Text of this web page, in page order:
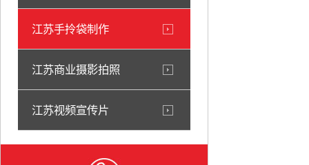
江苏手拎袋制作
江苏商业摄影拍照
江苏视频宣传片